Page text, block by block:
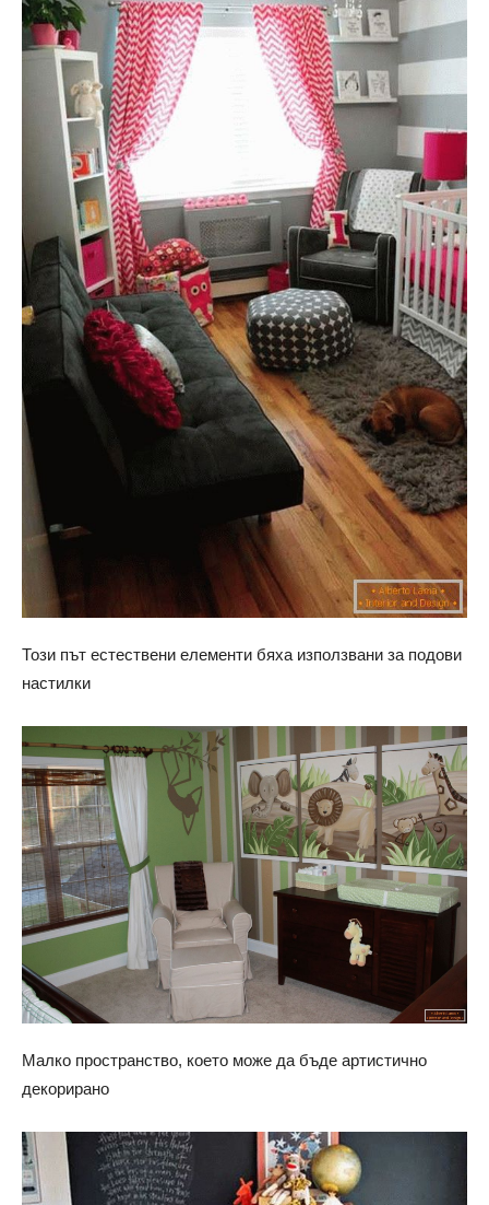
Този път естествени елементи бяха използвани за подови
настилки
Малко пространство, което може да бъде артистично
декорирано